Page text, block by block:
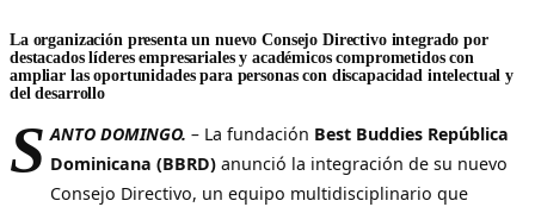
La organización presenta un nuevo Consejo Directivo integrado por
destacados líderes empresariales y académicos comprometidos con
ampliar las oportunidades para personas con discapacidad intelectual y
del desarrollo
S ANTO DOMINGO. – La fundación Best Buddies República
Dominicana (BBRD) anunció la integración de su nuevo
Consejo Directivo, un equipo multidisciplinario que